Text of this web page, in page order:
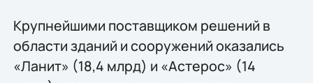
Крупнейшими поставщиком решений в
области зданий и сооружений оказались
«Ланит» (18,4 млрд) и «Астерос» (14